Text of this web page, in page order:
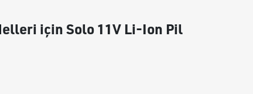
için Solo 11V Li-Ion Pil